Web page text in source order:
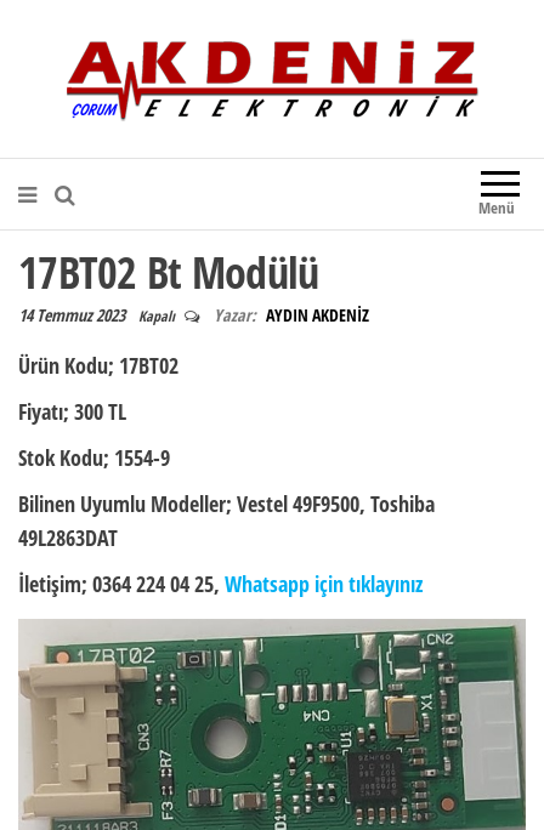
Akdeniz Elektronik
Teknik Destek, Kaliteli Hizmet |
Çorum Elektronik Firması
Menü
17BT02 Bt Modülü
14 Temmuz 2023 Kapalı Yazar: AYDIN AKDENİZ
Ürün Kodu; 17BT02
Fiyatı; 300 TL
Stok Kodu; 1554-9
Bilinen Uyumlu Modeller; Vestel 49F9500, Toshiba
49L2863DAT
İletişim; 0364 224 04 25, Whatsapp için tıklayınız